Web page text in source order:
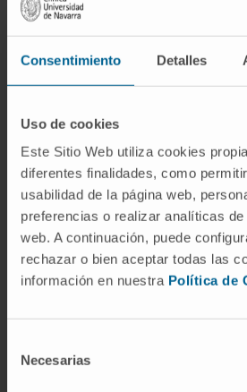
Consentimiento Detalles
Uso de cookies
Este Sitio Web utiliza cookies
diferentes finalidades, como
usabilidad de la página web,
preferencias o realizar analíticas
web. A continuación, puede
rechazar o bien aceptar todas las
información en nuestra Política de
Necesarias
más de 3 millones de
de la población española).
Cristian Smerdou, investigador
expondrá los últimos avances
para estas enfermedades:
-Miércoles 21 de septiembre,
Sala Geron del Parc Sanitari
(edifici Montseny). Barcelona
Salón de Actos del CIMA de